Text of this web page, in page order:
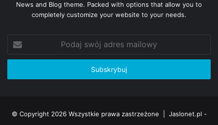
grzewczych i klimatyzacyjnych, trafnie dobierając zestawy:
kolektorów słonecznych, pomp ciepła, klimatyzacji i
Wszystkich zainteresowanych ZAPRASZAMY na
News and Blog theme. Packed with options that allow you to
completely customize your website to your needs.
swój
adres
© Copyright 2026 Wszystkie prawa zastrzeżone | Jaslonet.pl -